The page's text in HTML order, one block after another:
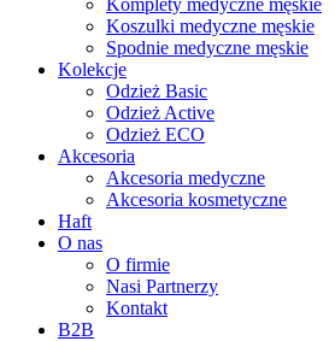
Komplety medyczne męskie
Koszulki medyczne męskie
Spodnie medyczne męskie
Kolekcje
Odzież Basic
Odzież Active
Odzież ECO
Akcesoria
Akcesoria medyczne
Akcesoria kosmetyczne
Haft
O nas
O firmie
Nasi Partnerzy
Kontakt
B2B